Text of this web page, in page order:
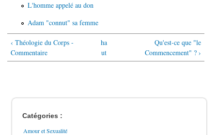
L'homme appelé au don
Adam "connut" sa femme
‹ Théologie du Corps -
Commentaire
ha
ut
Qu'est-ce que "le
Commencement" ? ›
Catégories :
Amour et Sexualité